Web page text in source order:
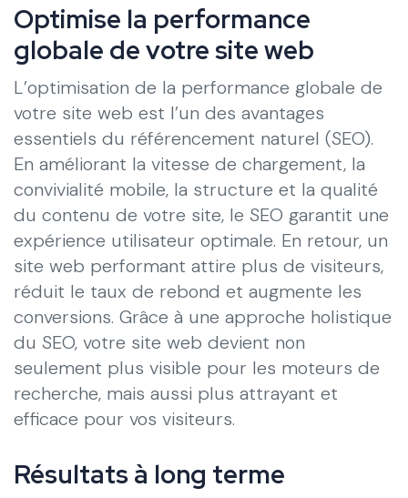
Optimise la performance
globale de votre site web
L’optimisation de la performance globale de
votre site web est l’un des avantages
essentiels du référencement naturel (SEO).
En améliorant la vitesse de chargement, la
convivialité mobile, la structure et la qualité
du contenu de votre site, le SEO garantit une
expérience utilisateur optimale. En retour, un
site web performant attire plus de visiteurs,
réduit le taux de rebond et augmente les
conversions. Grâce à une approche holistique
du SEO, votre site web devient non
seulement plus visible pour les moteurs de
recherche, mais aussi plus attrayant et
efficace pour vos visiteurs.
Résultats à long terme